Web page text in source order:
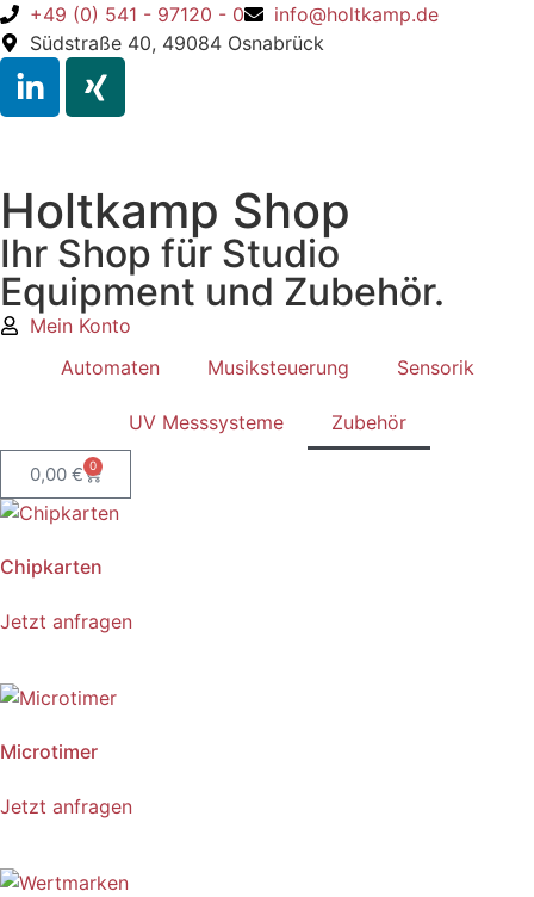
+49 (0) 541 - 97120 - 0
info@holtkamp.de
Südstraße 40, 49084 Osnabrück
Holtkamp Shop
Ihr Shop für Studio
Equipment und Zubehör.
Mein Konto
Automaten
Musiksteuerung Sensorik
UV Messsysteme Zubehör
0,00 € 0
Chipkarten
Jetzt anfragen
Microtimer
Jetzt anfragen